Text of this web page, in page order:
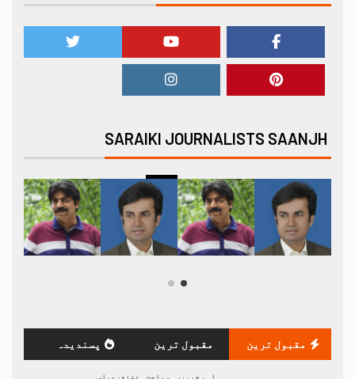
SARAIKI JOURNALISTS SAANJH
مقبول ترین مقبول ترین پسندیدہ
اہم خبریں سیاحت غضنفرعباس